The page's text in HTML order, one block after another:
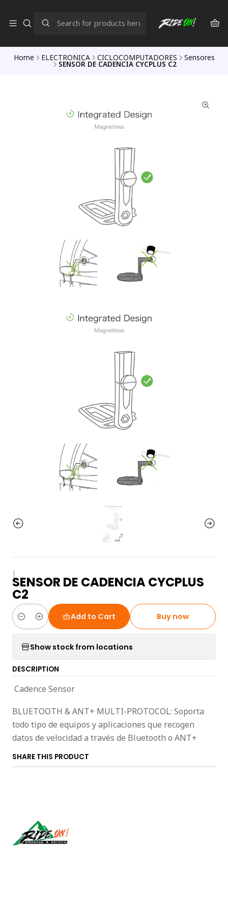
Home ELECTRONICA CICLOCOMPUTADORES Sensores
SENSOR DE CADENCIA CYCPLUS C2
|
SENSOR DE CADENCIA CYCPLUS
C2
Quantity
Add to Cart Buy now
Show stock from locations
DESCRIPTION
Cadence Sensor
BLUETOOTH & ANT+ MULTI-PROTOCOL: Soporta
todo tipo de equipos y aplicaciones que recogen
datos de velocidad a través de Bluetooth o ANT+
SHARE THIS PRODUCT